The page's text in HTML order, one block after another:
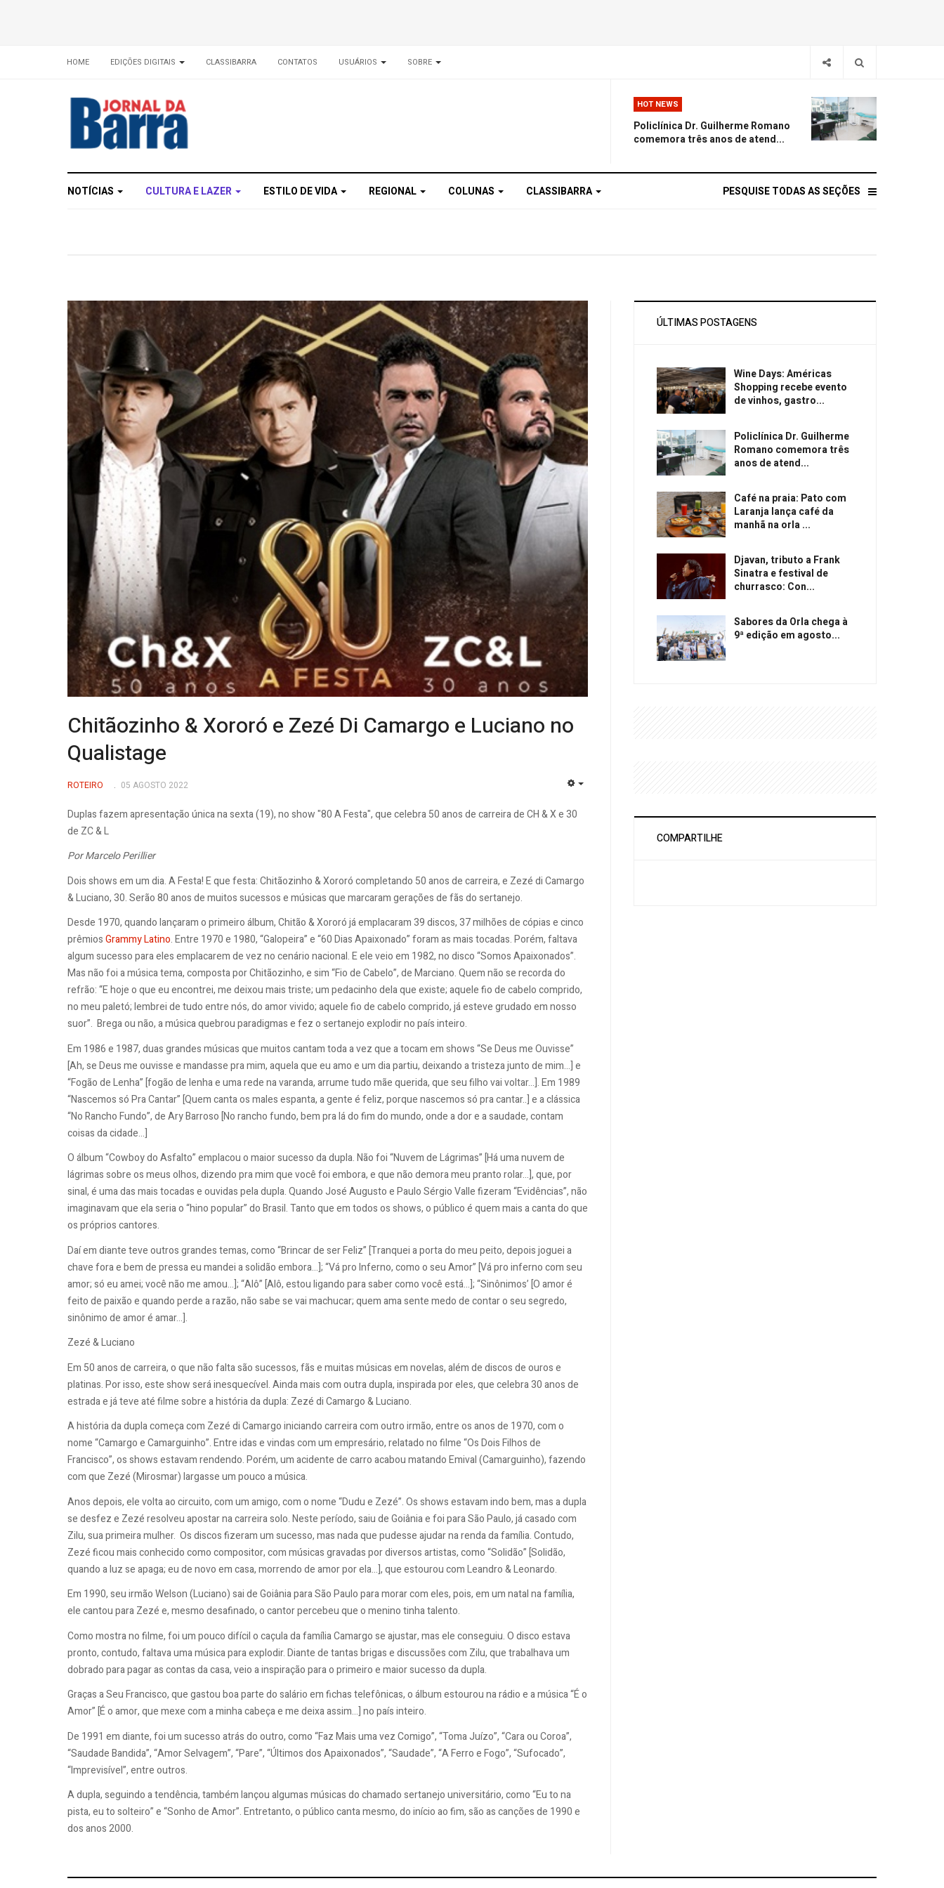
HOME EDIÇÕES DIGITAIS CLASSIBARRA CONTATOS USUÁRIOS SOBRE
HOT NEWS
Policlínica Dr. Guilherme Romano
comemora três anos de atend...
NOTÍCIAS CULTURA E LAZER ESTILO DE VIDA REGIONAL COLUNAS CLASSIBARRA PESQUISE TODAS AS SEÇÕES
Chitãozinho & Xororó e Zezé Di Camargo e Luciano no
Qualistage
ROTEIRO 05 AGOSTO 2022
Duplas fazem apresentação única na sexta (19), no show "80 A Festa", que celebra 50 anos de carreira de CH & X e 30
de ZC & L
Por Marcelo Perillier
Dois shows em um dia. A Festa! E que festa: Chitãozinho & Xororó completando 50 anos de carreira, e Zezé di Camargo
& Luciano, 30. Serão 80 anos de muitos sucessos e músicas que marcaram gerações de fãs do sertanejo.
Desde 1970, quando lançaram o primeiro álbum, Chitão & Xororó já emplacaram 39 discos, 37 milhões de cópias e cinco
prêmiosGrammy Latino. Entre 1970 e 1980, “Galopeira” e “60 Dias Apaixonado” foram as mais tocadas. Porém, faltava
algum sucesso para eles emplacarem de vez no cenário nacional. E ele veio em 1982, no disco “Somos Apaixonados”.
Mas não foi a música tema, composta por Chitãozinho, e sim “Fio de Cabelo”, de Marciano. Quem não se recorda do
refrão: “E hoje o que eu encontrei, me deixou mais triste; um pedacinho dela que existe; aquele fio de cabelo comprido,
no meu paletó; lembrei de tudo entre nós, do amor vivido; aquele fio de cabelo comprido, já esteve grudado em nosso
suor”. Brega ou não, a música quebrou paradigmas e fez o sertanejo explodir no país inteiro.
Em 1986 e 1987, duas grandes músicas que muitos cantam toda a vez que a tocam em shows “Se Deus me Ouvisse”
[Ah, se Deus me ouvisse e mandasse pra mim, aquela que eu amo e um dia partiu, deixando a tristeza junto de mim...] e
“Fogão de Lenha” [fogão de lenha e uma rede na varanda, arrume tudo mãe querida, que seu filho vai voltar...]. Em 1989
“Nascemos só Pra Cantar” [Quem canta os males espanta, a gente é feliz, porque nascemos só pra cantar..] e a clássica
“No Rancho Fundo”, de Ary Barroso [No rancho fundo, bem pra lá do fim do mundo, onde a dor e a saudade, contam
coisas da cidade...]
O álbum “Cowboy do Asfalto” emplacou o maior sucesso da dupla. Não foi “Nuvem de Lágrimas” [Há uma nuvem de
lágrimas sobre os meus olhos, dizendo pra mim que você foi embora, e que não demora meu pranto rolar...], que, por
sinal, é uma das mais tocadas e ouvidas pela dupla. Quando José Augusto e Paulo Sérgio Valle fizeram “Evidências”, não
imaginavam que ela seria o “hino popular” do Brasil. Tanto que em todos os shows, o público é quem mais a canta do que
os próprios cantores.
Daí em diante teve outros grandes temas, como “Brincar de ser Feliz” [Tranquei a porta do meu peito, depois joguei a
chave fora e bem de pressa eu mandei a solidão embora...]; “Vá pro Inferno, como o seu Amor” [Vá pro inferno com seu
amor; só eu amei; você não me amou...]; “Alô” [Alô, estou ligando para saber como você está...]; “Sinônimos’ [O amor é
feito de paixão e quando perde a razão, não sabe se vai machucar; quem ama sente medo de contar o seu segredo,
sinônimo de amor é amar...].
Zezé & Luciano
Em 50 anos de carreira, o que não falta são sucessos, fãs e muitas músicas em novelas, além de discos de ouros e
platinas. Por isso, este show será inesquecível. Ainda mais com outra dupla, inspirada por eles, que celebra 30 anos de
estrada e já teve até filme sobre a história da dupla: Zezé di Camargo & Luciano.
A história da dupla começa com Zezé di Camargo iniciando carreira com outro irmão, entre os anos de 1970, com o
nome “Camargo e Camarguinho”. Entre idas e vindas com um empresário, relatado no filme “Os Dois Filhos de
Francisco”, os shows estavam rendendo. Porém, um acidente de carro acabou matando Emival (Camarguinho), fazendo
com que Zezé (Mirosmar) largasse um pouco a música.
Anos depois, ele volta ao circuito, com um amigo, com o nome “Dudu e Zezé”. Os shows estavam indo bem, mas a dupla
se desfez e Zezé resolveu apostar na carreira solo. Neste período, saiu de Goiânia e foi para São Paulo, já casado com
Zilu, sua primeira mulher. Os discos fizeram um sucesso, mas nada que pudesse ajudar na renda da família. Contudo,
Zezé ficou mais conhecido como compositor, com músicas gravadas por diversos artistas, como “Solidão” [Solidão,
quando a luz se apaga; eu de novo em casa, morrendo de amor por ela...], que estourou com Leandro & Leonardo.
Em 1990, seu irmão Welson (Luciano) sai de Goiânia para São Paulo para morar com eles, pois, em um natal na família,
ele cantou para Zezé e, mesmo desafinado, o cantor percebeu que o menino tinha talento.
Como mostra no filme, foi um pouco difícil o caçula da família Camargo se ajustar, mas ele conseguiu. O disco estava
pronto, contudo, faltava uma música para explodir. Diante de tantas brigas e discussões com Zilu, que trabalhava um
dobrado para pagar as contas da casa, veio a inspiração para o primeiro e maior sucesso da dupla.
Graças a Seu Francisco, que gastou boa parte do salário em fichas telefônicas, o álbum estourou na rádio e a música “É o
Amor” [É o amor, que mexe com a minha cabeça e me deixa assim...] no país inteiro.
De 1991 em diante, foi um sucesso atrás do outro, como “Faz Mais uma vez Comigo”, “Toma Juízo”, “Cara ou Coroa”,
“Saudade Bandida”, “Amor Selvagem”, “Pare”, “Últimos dos Apaixonados”, “Saudade”, “A Ferro e Fogo”, “Sufocado”,
“Imprevisível”, entre outros.
A dupla, seguindo a tendência, também lançou algumas músicas do chamado sertanejo universitário, como “Eu to na
pista, eu to solteiro” e “Sonho de Amor”. Entretanto, o público canta mesmo, do início ao fim, são as canções de 1990 e
dos anos 2000.
ÚLTIMAS POSTAGENS
Wine Days: Américas
Shopping recebe evento
de vinhos, gastro...
Policlínica Dr. Guilherme
Romano comemora três
anos de atend...
Café na praia: Pato com
Laranja lança café da
manhã na orla ...
Djavan, tributo a Frank
Sinatra e festival de
churrasco: Con...
Sabores da Orla chega à
9ª edição em agosto...
COMPARTILHE